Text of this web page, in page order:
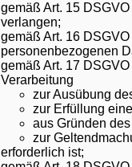
gemäß Art. 15
verlangen;
gemäß Art. 16
personenbezogenen
gemäß Art. 17
Verarbeitung
zur Ausübung
zur Erfüllung
aus Gründen
zur
erforderlich ist;